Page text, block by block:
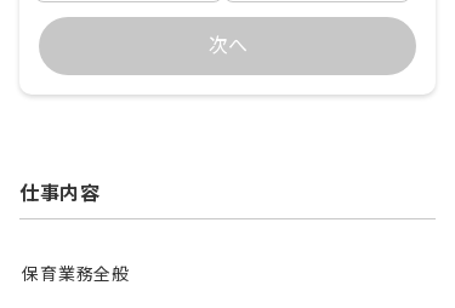
次へ
仕事内容
保育業務全般